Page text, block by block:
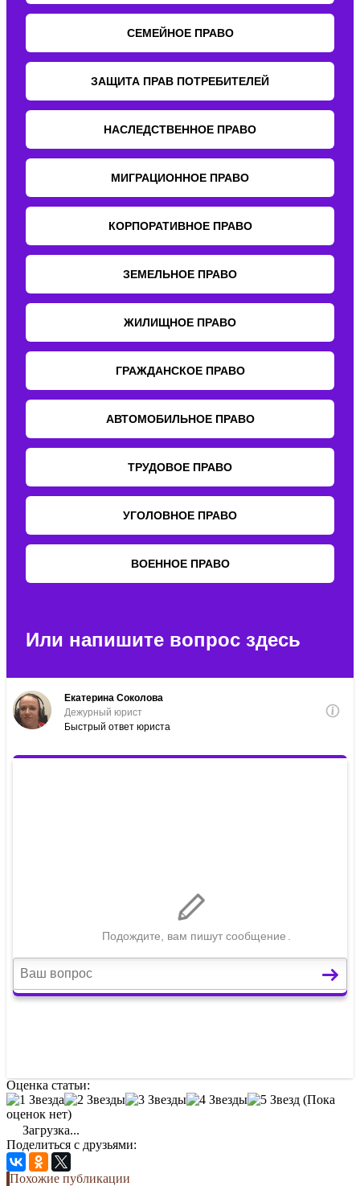
Оценка статьи:
(Пока
оценок нет)
Загрузка...
Поделиться с друзьями:
Похожие публикации